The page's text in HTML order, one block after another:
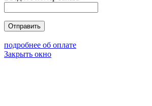
Отправить
подробнее об оплате
Закрыть окно